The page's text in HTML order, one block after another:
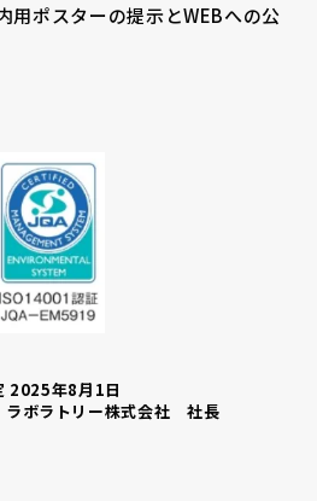
用ポスターの提示とWEBへの公
2025年8月1日
ラボラトリー株式会社 社長